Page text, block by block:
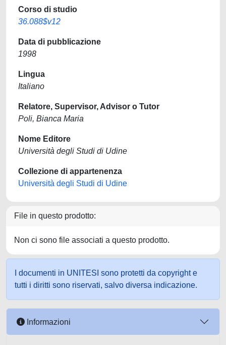
Corso di studio
36.088$v12
Data di pubblicazione
1998
Lingua
Italiano
Relatore, Supervisor, Advisor o Tutor
Poli, Bianca Maria
Nome Editore
Università degli Studi di Udine
Collezione di appartenenza
Università degli Studi di Udine
File in questo prodotto:
Non ci sono file associati a questo prodotto.
I documenti in UNITESI sono protetti da copyright e
tutti i diritti sono riservati, salvo diversa indicazione.
Informazioni